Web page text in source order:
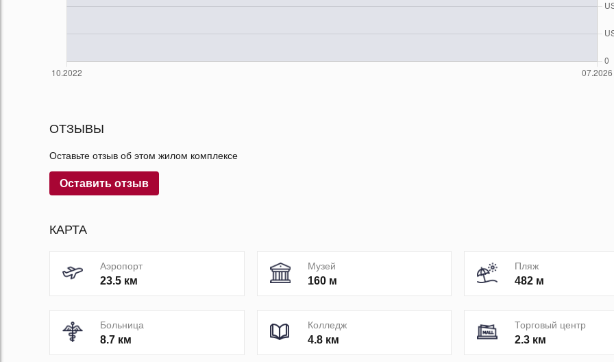
ОТЗЫВЫ
Оставьте отзыв об этом жилом комплексе
Оставить отзыв
КАРТА
Аэропорт
23.5 км
Музей
160 м
Пляж
482 м
Больница
8.7 км
Колледж
4.8 км
Торговый центр
2.3 км